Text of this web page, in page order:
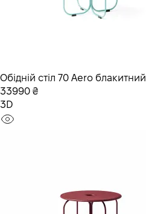
Обідній стіл 70 Aero блакитний
33990 ₴
3D